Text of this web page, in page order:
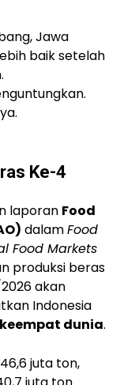
Jawa
baik setelah
Ke-4
laporan Food
dalamFood
Food Markets
produksi beras
akan
Indonesia
dunia.
juta ton,